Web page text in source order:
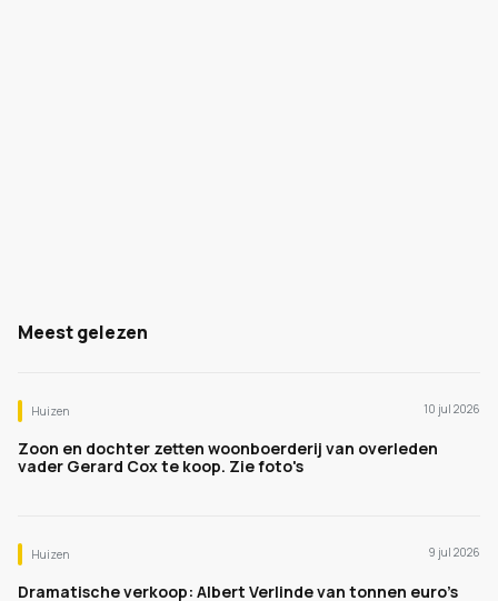
Meest gelezen
Huizen 10 jul 2026
Zoon en dochter zetten woonboerderij van overleden
vader Gerard Cox te koop. Zie foto's
Huizen 9 jul 2026
Dramatische verkoop: Albert Verlinde van tonnen euro's